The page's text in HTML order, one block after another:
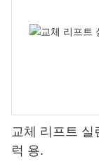
교체 리프트
럭 용.